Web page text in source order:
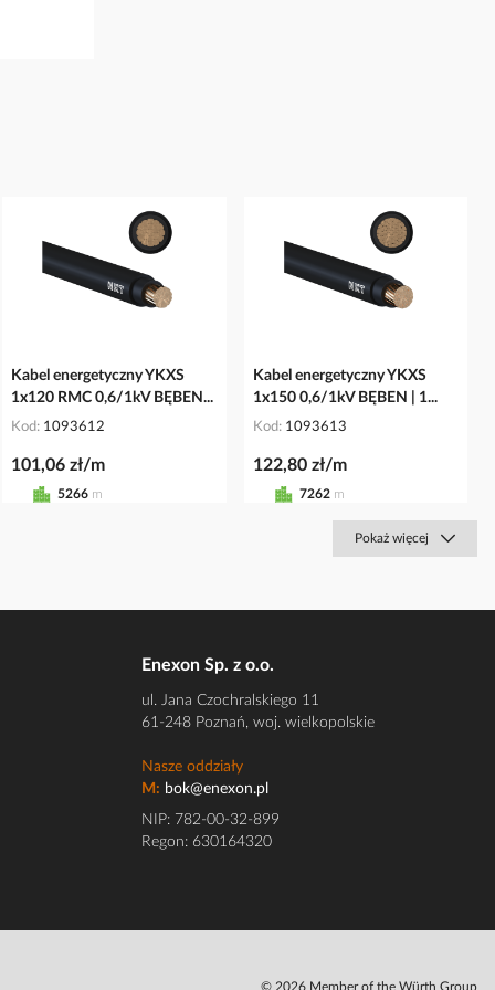
Kabel energetyczny YKXS
1x120 RMC 0,6/1kV BĘBEN...
Kod 1093612
101,06 zł/m
5266 m
Kabel energetyczny YKXS
1x150 0,6/1kV BĘBEN | 1...
Kod 1093613
122,80 zł/m
7262 m
Pokaż więcej
Enexon Sp. z o.o.
ul. Jana Czochralskiego 11
61-248 Poznań, woj. wielkopolskie
Nasze oddziały
M: bok@enexon.pl
NIP: 782-00-32-899
Regon: 630164320
© 2026 Member of the Würth Group